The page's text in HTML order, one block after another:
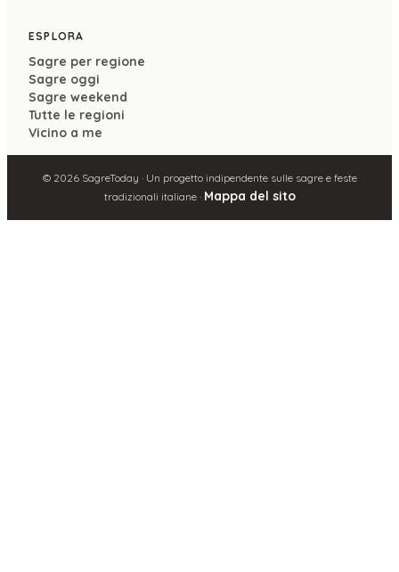
ESPLORA
Sagre per regione
Sagre oggi
Sagre weekend
Tutte le regioni
Vicino a me
© 2026SagreToday · Un progetto indipendente sulle sagre e feste
tradizionali italiane · Mappa del sito